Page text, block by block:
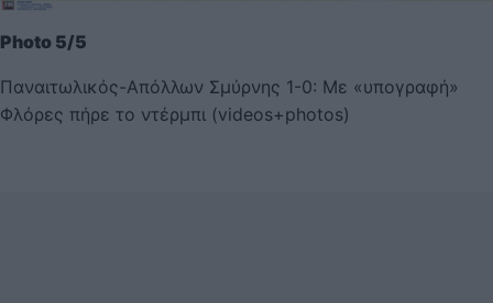
Photo 5/5
Παναιτωλικός-Απόλλων Σμύρνης 1-0: Με «υπογραφή»
Φλόρες πήρε το ντέρμπι (videos+photos)